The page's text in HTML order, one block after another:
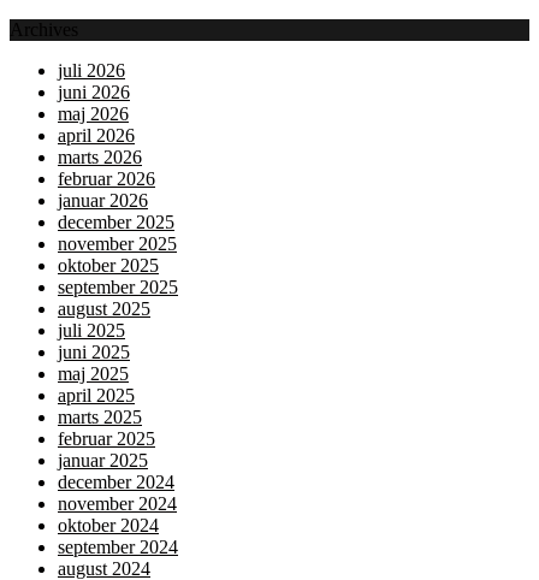
Archives
juli 2026
juni 2026
maj 2026
april 2026
marts 2026
februar 2026
januar 2026
december 2025
november 2025
oktober 2025
september 2025
august 2025
juli 2025
juni 2025
maj 2025
april 2025
marts 2025
februar 2025
januar 2025
december 2024
november 2024
oktober 2024
september 2024
august 2024